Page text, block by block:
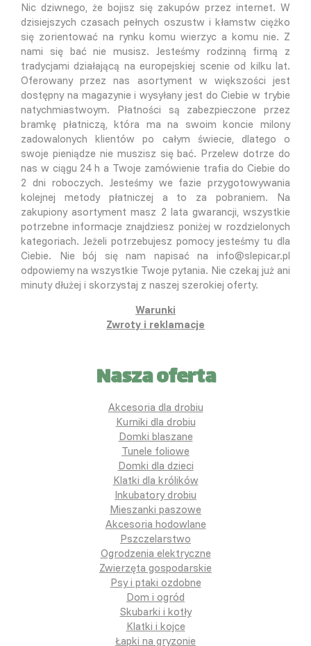
Nic dziwnego, że bojisz się zakupów przez internet. W
dzisiejszych czasach pełnych oszustw i kłamstw ciężko
się zorientować na rynku komu wierzyc a komu nie. Z
nami się bać nie musisz. Jesteśmy rodzinną firmą z
tradycjami działającą na europejskiej scenie od kilku lat.
Oferowany przez nas asortyment w większości jest
dostępny na magazynie i wysyłany jest do Ciebie w trybie
natychmiastwoym. Płatności są zabezpieczone przez
bramkę płatniczą, która ma na swoim koncie milony
zadowalonych klientów po całym świecie, dlatego o
swoje pieniądze nie muszisz się bać. Przelew dotrze do
nas w ciągu 24 h a Twoje zamówienie trafia do Ciebie do
2 dni roboczych. Jesteśmy we fazie przygotowywania
kolejnej metody płatniczej a to za pobraniem. Na
zakupiony asortyment masz 2 lata gwarancji, wszystkie
potrzebne informacje znajdziesz poniżej w rozdzielonych
kategoriach. Jeżeli potrzebujesz pomocy jesteśmy tu dla
Ciebie. Nie bój się nam napisać na info@slepicar.pl
odpowiemy na wszystkie Twoje pytania. Nie czekaj już ani
minuty dłużej i skorzystaj z naszej szerokiej oferty.
Warunki
Zwroty i reklamacje
Nasza oferta
Akcesoria dla drobiu
Kurniki dla drobiu
Domki blaszane
Tunele foliowe
Domki dla dzieci
Klatki dla królików
Inkubatory drobiu
Mieszanki paszowe
Akcesoria hodowlane
Pszczelarstwo
Ogrodzenia elektryczne
Zwierzęta gospodarskie
Psy i ptaki ozdobne
Dom i ogród
Skubarki i kotły
Klatki i kojce
Łapki na gryzonie